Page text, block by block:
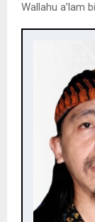
Wallahu a’lam